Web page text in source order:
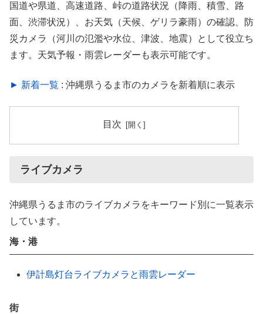
国道や県道、高速道路、峠の道路状況（降雨、積雪、路
面、渋滞状況）、お天気（天候、ゲリラ豪雨）の確認、防
災カメラ（河川の氾濫や水位、津波、地震）として役立ち
ます。天気予報・雨雲レーダーも表示可能です。
► 新着一覧 : 沖縄県うるま市のカメラを新着順に表示
目次
ライブカメラ
沖縄県うるま市のライブカメラをキーワード別に一覧表示
しています。
海・港
伊計島灯台ライブカメラと雨雲レーダー
街